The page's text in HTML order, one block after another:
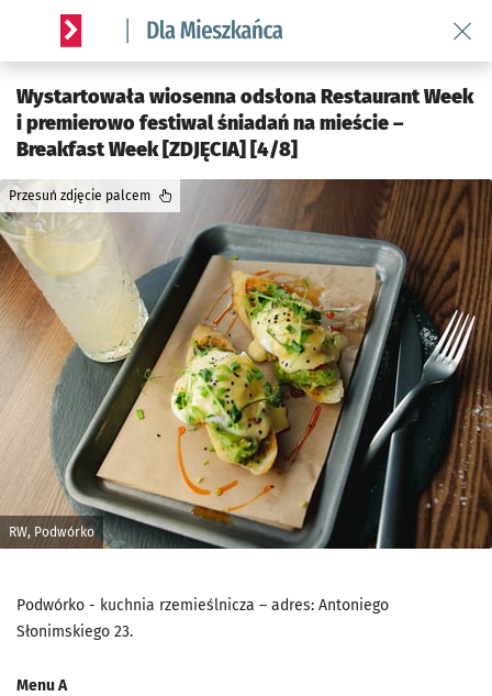
Serwis informacyjny wroclaw.pl podserwis: Dla mieszkańca
Wystartowała wiosenna odsłona Restaurant Week
i premierowo festiwal śniadań na mieście –
Breakfast Week [ZDJĘCIA] [4/8]
RW, Podwórko
Przesuń zdjęcie palcem
Podwórko - kuchnia rzemieślnicza – adres: Antoniego
Słonimskiego 23.
Menu A